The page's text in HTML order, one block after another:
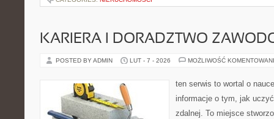
KARIERA I DORADZTWO
POSTED BY ADMIN LUT - 7 - 2026 MOŻLIWOŚĆ
ten serwis to wortal o
informacje o tym, jak
zdalnej. To miejsce